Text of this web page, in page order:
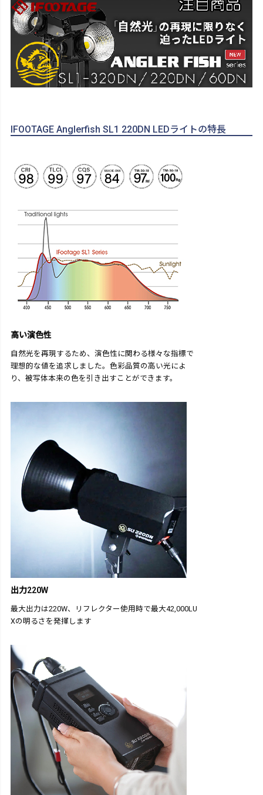
IFOOTAGE Anglerfish SL1 220DN LEDライトの特長
高い演色性
自然光を再現するため、演色性に関わる様々な指標で
理想的な値を追求しました。色彩品質の高い光によ
り、被写体本来の色を引き出すことができます。
出力220W
最大出力は220W、リフレクター使用時で最大42,000LU
Xの明るさを発揮します